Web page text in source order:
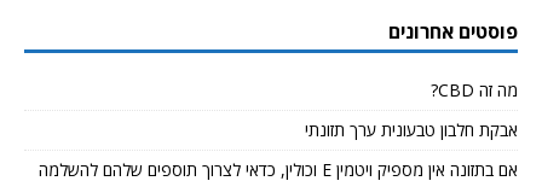
פוסטים אחרונים
מה זה CBD?
אבקת חלבון טבעונית ערך תזונתי
אם בתזונה אין מספיק ויטמין E וכולין, כדאי לצרוך תוספים שלהם להשלמה